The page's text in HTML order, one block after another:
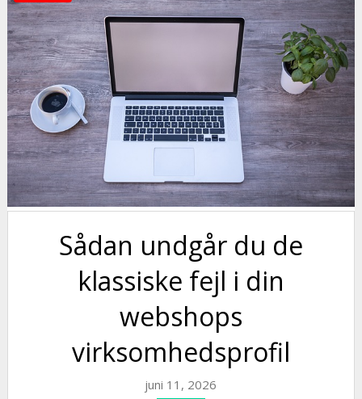
Sådan undgår du de
klassiske fejl i din
webshops
virksomhedsprofil
juni 11, 2026